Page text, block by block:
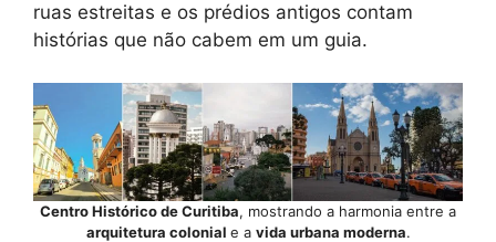
ruas estreitas e os prédios antigos contam
histórias que não cabem em um guia.
Centro Histórico de Curitiba, mostrando a harmonia entre a
arquitetura colonial e a vida urbana moderna.